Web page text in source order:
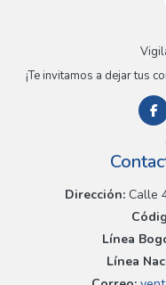
¡Te invitamos a dejar tus
Dirección:Calle
Línea
Línea